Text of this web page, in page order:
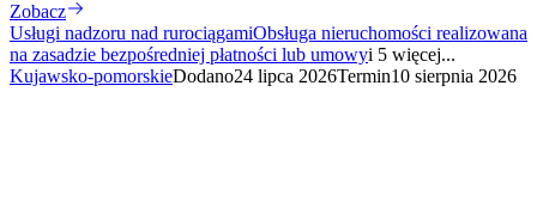
Zobacz
Usługi nadzoru nad rurociągamiObsługa nieruchomości realizowana
na zasadzie bezpośredniej płatności lub umowyi 5 więcej...
Kujawsko-pomorskieDodano24 lipca 2026Termin10 sierpnia 2026